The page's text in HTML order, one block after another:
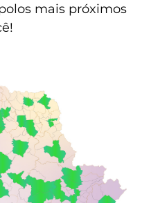
mais próximos